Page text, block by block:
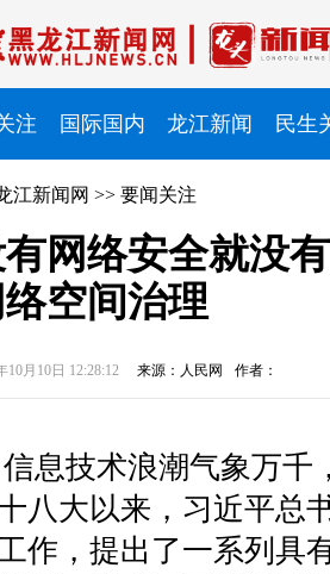
注 国际国内 龙江新闻 民生
江新闻网 >> 要闻关注
网络安全就没
络空间治理
10月10日 12:28:12 来源：人民网 作者：
信息技术浪潮气象万千
八大以来，习近平总
作，提出了一系列具